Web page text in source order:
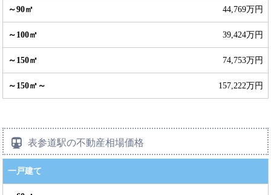
44,769万円
39,424万円
74,753万円
157,222万円
表参道駅の不動産相場価格
一戸建て